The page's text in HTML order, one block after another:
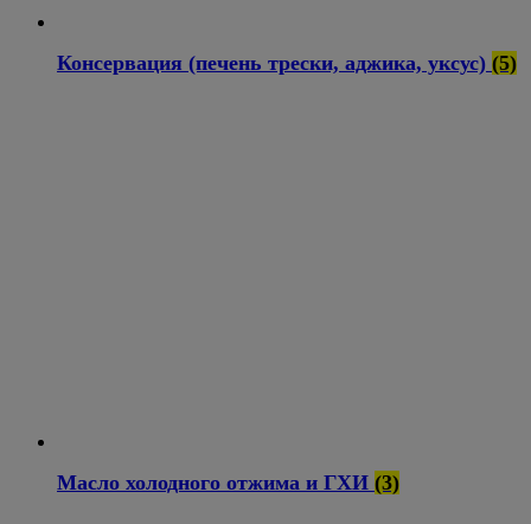
Консервация (печень трески, аджика, уксус) (5)
Масло холодного отжима и ГХИ (3)